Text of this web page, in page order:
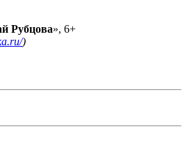
Рубцова», 6+
)